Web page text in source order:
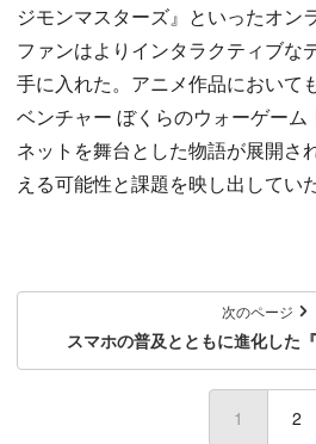
ジモンマスターズ』といったオン
ファンはよりインタラクティブな
手に入れた。アニメ作品において
ベンチャー ぼくらのウォーゲー
ネットを舞台とした物語が展開さ
える可能性と課題を映し出していた
次のページ
スマホの普及とともに進化した
1 (current)
2